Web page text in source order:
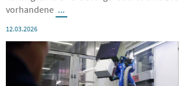
12.03.2026